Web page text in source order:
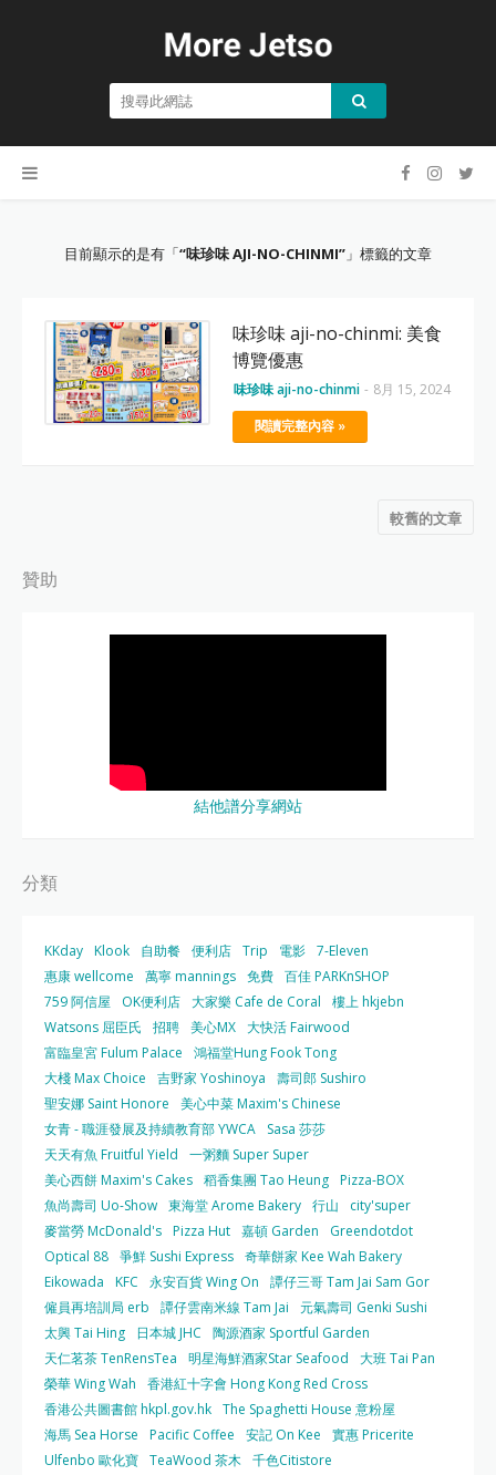
目前顯示的是有「 味珍味 AJI-NO-CHINMI 」標籤的文章
味珍味 aji-no-chinmi: 美食
博覽優惠
味珍味 aji-no-chinmi - 8月 15, 2024
閱讀完整內容 »
較舊的文章
贊助
結他譜分享網站
分類
KKday Klook 自助餐 便利店 Trip 電影 7-Eleven
惠康 wellcome
萬寧 mannings 免費 百佳 PARKnSHOP
759 阿信屋
OK便利店 大家樂 Cafe de Coral
樓上 hkjebn
Watsons 屈臣氏
招聘 美心MX 大快活 Fairwood
富臨皇宮 Fulum Palace
鴻福堂Hung Fook Tong
大棧 Max Choice
吉野家 Yoshinoya
壽司郎 Sushiro
聖安娜 Saint Honore
美心中菜 Maxim's Chinese
女青 - 職涯發展及持續教育部 YWCA
Sasa 莎莎
天天有魚 Fruitful Yield
一粥麵 Super Super
美心西餅 Maxim's Cakes 稻香集團 Tao Heung Pizza-BOX
魚尚壽司 Uo-Show 東海堂 Arome Bakery 行山
city'super
麥當勞 McDonald's Pizza Hut 嘉頓 Garden
Greendotdot
Optical 88 爭鮮 Sushi Express 奇華餅家 Kee Wah Bakery
Eikowada
KFC 永安百貨 Wing On
譚仔三哥 Tam Jai Sam Gor
僱員再培訓局 erb
譚仔雲南米線 Tam Jai
元氣壽司 Genki Sushi
太興 Tai Hing
日本城 JHC
陶源酒家 Sportful Garden
天仁茗茶 TenRensTea
明星海鮮酒家Star Seafood
大班 Tai Pan
榮華 Wing Wah
香港紅十字會 Hong Kong Red Cross
香港公共圖書館 hkpl.gov.hk The Spaghetti House 意粉屋
海馬 Sea Horse
Pacific Coffee 安記 On Kee
實惠 Pricerite
Ulfenbo 歐化寶 TeaWood 茶木 千色Citistore